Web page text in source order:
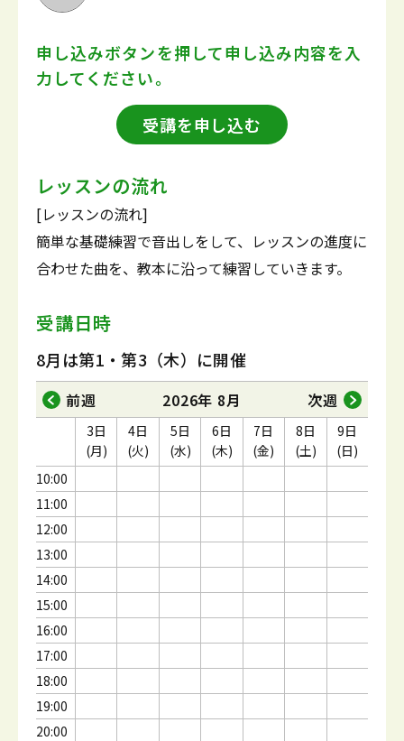
申し込みボタンを押して申し込み内容を入
力してください。
受講を申し込む
レッスンの流れ
[レッスンの流れ]
簡単な基礎練習で音出しをして、レッスンの進度に
合わせた曲を、教本に沿って練習していきます。
受講日時
8月は第1・第3（木）に開催
前週 2026年 8月 次週
10:00
11:00
12:00
13:00
14:00
15:00
16:00
17:00
18:00
19:00
20:00
3日
(月)
4日
(火)
5日
(水)
6日
(木)
7日
(金)
8日
(土)
9日
(日)